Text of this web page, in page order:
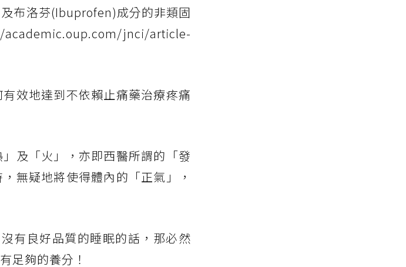
布洛芬(Ibuprofen)成分的非類固
jnci/article-
效地達到不依賴止痛藥治療疼痛
及「火」，亦即西醫所謂的「發
無疑地將使得體內的「正氣」，
有良好品質的睡眠的話，那必然
足夠的養分！